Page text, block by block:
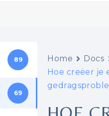
89
69
Home
Docs
Hoe creëer je